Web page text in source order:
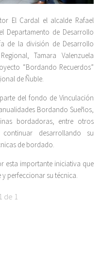
El Cardal el alcalde Rafael
Departamento de Desarrollo
de la división de Desarrollo
Tamara Valenzuela
“Bordando Recuerdos”
de Ñuble.
del fondo de Vinculación
Bordando Sueños,
bordadoras, entre otros
desarrollando su
de bordado.
esta importante iniciativa que
perfeccionar su técnica.
de 1